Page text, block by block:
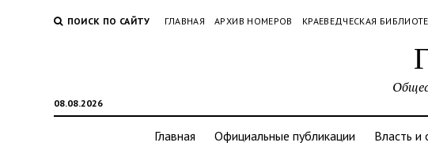
ПОИСК ПО САЙТУ ГЛАВНАЯ АРХИВ НОМЕРОВ КРАЕВЕДЧЕСКАЯ
08.08.2026
Главная Официальные публикации Власть и